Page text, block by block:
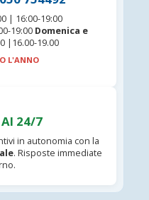
| 16:00-19:00
19:00 Domenica e
|16.00-19.00
L'ANNO
24/7
in autonomia con la
. Risposte immediate